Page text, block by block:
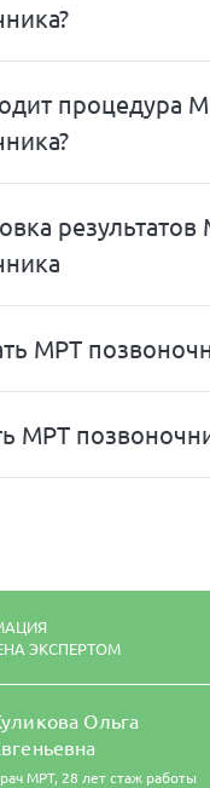
процедура
результатов
МРТ
МРТ
ЭКСПЕРТОМ
Ольга
МРТ, 28 лет стаж работы